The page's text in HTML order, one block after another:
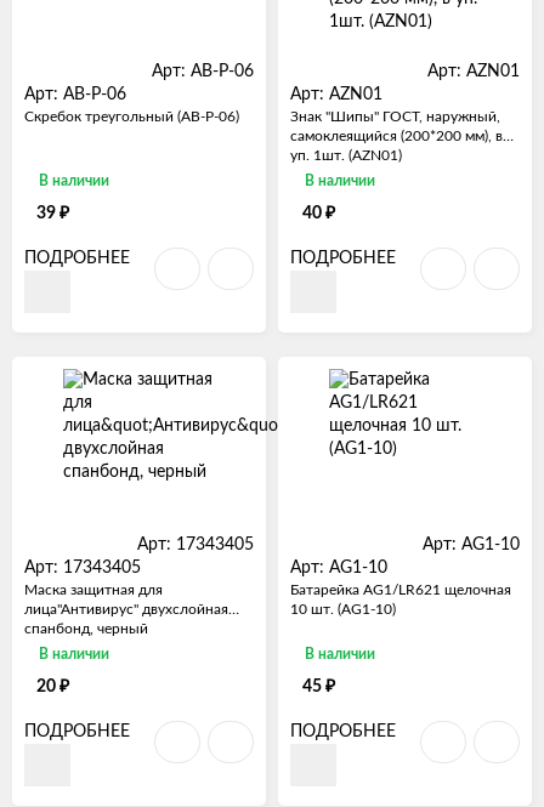
Арт: AB-P-06
Арт: AB-P-06
Скребок треугольный (AB-P-06)
В наличии
39 ₽
ПОДРОБНЕЕ
Арт: AZN01
Арт: AZN01
Знак "Шипы" ГОСТ, наружный,
самоклеящийся (200*200 мм), в
уп. 1шт. (AZN01)
В наличии
40 ₽
ПОДРОБНЕЕ
Арт: 17343405
Арт: 17343405
Маска защитная для
лица"Антивирус" двухслойная
спанбонд, черный
В наличии
20 ₽
ПОДРОБНЕЕ
Арт: AG1-10
Арт: AG1-10
Батарейка AG1/LR621 щелочная
10 шт. (AG1-10)
В наличии
45 ₽
ПОДРОБНЕЕ